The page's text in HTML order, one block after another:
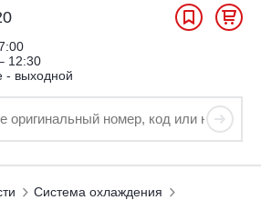
12:30
- выходной
Система охлаждения